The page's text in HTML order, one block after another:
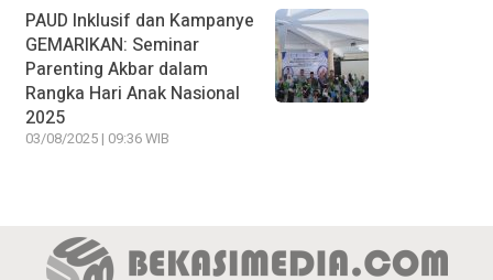
PAUD Inklusif dan Kampanye
GEMARIKAN: Seminar
Parenting Akbar dalam
Rangka Hari Anak Nasional
2025
03/08/2025 | 09:36 WIB